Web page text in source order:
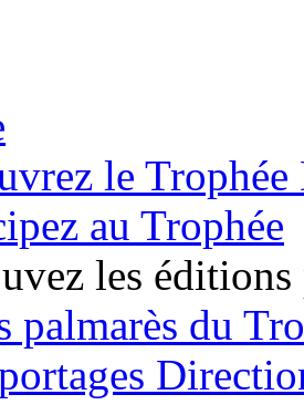
le
au Trophée
les éditions
palmarès du